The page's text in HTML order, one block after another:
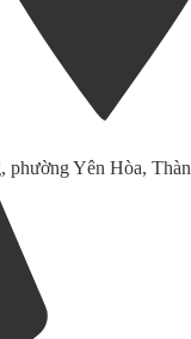
phường Yên Hòa,